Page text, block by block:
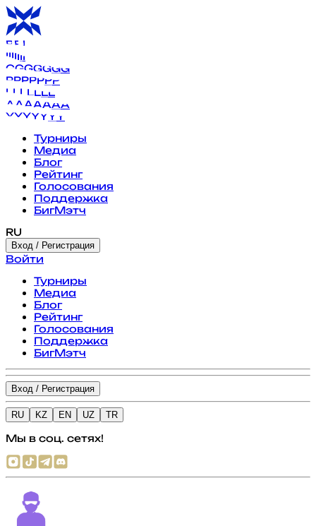
B B B
IIIIIII
GGGGGGG
PPPPPPP
L L L LLLL
A AAAAAA
YYYYY Y Y
Турниры
Медиа
Блог
Рейтинг
Голосования
Поддержка
БигМэтч
RU
Вход / Регистрация
Войти
Турниры
Медиа
Блог
Рейтинг
Голосования
Поддержка
БигМэтч
Вход / Регистрация
RU KZ EN UZ TR
Мы в соц. сетях!